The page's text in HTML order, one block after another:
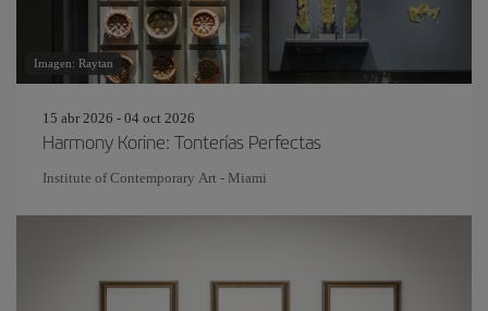
Imagen: Raytan
15 abr 2026 - 04 oct 2026
Harmony Korine: Tonterías Perfectas
Institute of Contemporary Art - Miami